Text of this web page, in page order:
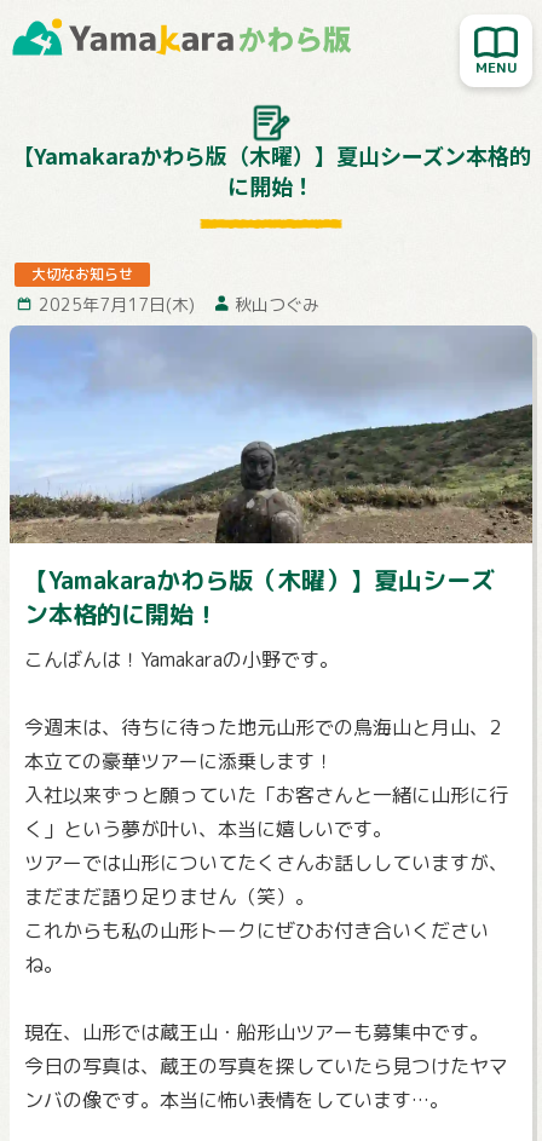
新着記事を読む
Yamakara登山教室
お客様レポート
Yamakaraサイト
お問い合わせ
【Yamakaraかわら版（木曜）】夏山シーズン本格的
に開始！
大切なお知らせ
2025年7月17日(木) 秋山つぐみ
【Yamakaraかわら版（木曜）】夏山シーズ
ン本格的に開始！
こんばんは！Yamakaraの小野です。
今週末は、待ちに待った地元山形での鳥海山と月山、2
本立ての豪華ツアーに添乗します！
入社以来ずっと願っていた「お客さんと一緒に山形に行
く」という夢が叶い、本当に嬉しいです。
ツアーでは山形についてたくさんお話ししていますが、
まだまだ語り足りません（笑）。
これからも私の山形トークにぜひお付き合いください
ね。
現在、山形では蔵王山・船形山ツアーも募集中です。
今日の写真は、蔵王の写真を探していたら見つけたヤマ
ンバの像です。本当に怖い表情をしています…。